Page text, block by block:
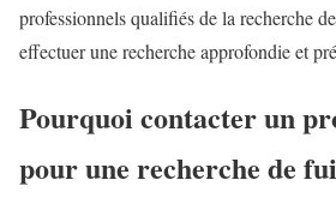
professionnels qualifiés de la recherche
effectuer une recherche approfondie et
Pourquoi contacter un
pour une recherche de